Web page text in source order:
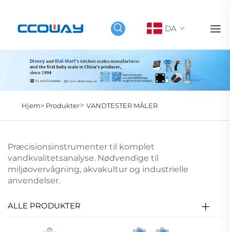
DA
Hjem> Produkter> VANDTESTER MÅLER
Præcisionsinstrumenter til komplet
vandkvalitetsanalyse. Nødvendige til
miljøovervågning, akvakultur og industrielle
anvendelser.
ALLE PRODUKTER